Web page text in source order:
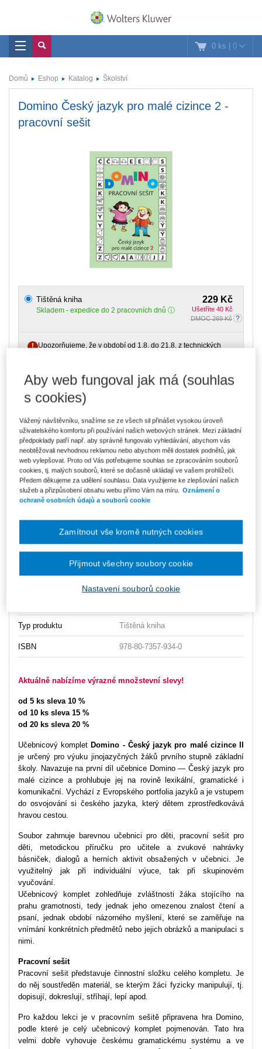
0 ks | 0
Domů Eshop Katalog Školství
Domino Český jazyk pro malé cizince 2 -
pracovní sešit
229 Kč
Ušetříte 40 Kč
DMOC 269 Kč
Tištěná kniha
Skladem - expedice do 2 pracovních dnů
Upozorňujeme, že v období od 1.8. do 21.8. z technických
ks Vložit do košíku
Ke stažení
obsah.pdf
ukazka.pdf
Vydavatel Wolters Kluwer
Autor Svatava Škodová
9/2012
brožovaná
Typ produktu Tištěná kniha
ISBN 978-80-7357-934-0
Aktuálně nabízíme výrazné množstevní slevy!
od 5 ks sleva 10 %
od 10 ks sleva 15 %
od 20 ks sleva 20 %
Učebnicový kompletDomino - Český jazyk pro malé cizince II
je určený pro výuku jinojazyčných žáků prvního stupně základní
školy. Navazuje na první díl učebnice Domino — Český jazyk pro
malé cizince a prohlubuje jej na rovině lexikální, gramatické i
komunikační. Vychází z Evropského portfolia jazyků a je vstupem
do osvojování si českého jazyka, který dětem zprostředkovává
hravou cestou.
Soubor zahrnuje barevnou učebnici pro děti, pracovní sešit pro
děti, metodickou příručku pro učitele a zvukové nahrávky
básniček, dialogů a herních aktivit obsažených v učebnici. Je
využitelný jak při individuální výuce, tak při skupinovém
vyučování.
Učebnicový komplet zohledňuje zvláštnosti žáka stojícího na
prahu gramotnosti, tedy jednak jeho omezenou znalost čtení a
psaní, jednak období názorného myšlení, které se zaměřuje na
vnímání konkrétních předmětů nebo jejich obrázků a manipulaci s
nimi.
Pracovní sešit
Pracovní sešit představuje činnostní složku celého kompletu. Je
do něj soustředěn materiál, se kterým žáci fyzicky manipulují, tj.
dopisují, dokreslují, stříhají, lepí apod.
Pro každou lekci je v pracovním sešitě připravena hra Domino,
podle které je celý učebnicový komplet pojmenován. Tato hra
velmi dobře vyhovuje českému gramatickému systému a ve
Aby web fungoval jak má (souhlas
s cookies)
Vážený návštěvníku, snažíme se ze všech sil přinášet vysokou úroveň
uživatelského komfortu při používání našich webových stránek. Mezi základní
předpoklady patří např. aby správně fungovalo vyhledávání, abychom vás
neobtěžovali nevhodnou reklamou nebo abychom měli dostatek podnětů, jak
web vylepšovat. Proto od Vás potřebujeme souhlas se zpracováním souborů
cookies, tj. malých souborů, které se dočasně ukládají ve vašem prohlížeči.
Předem děkujeme za udělení souhlasu. Data využijeme ke zlepšování našich
služeb a přizpůsobení obsahu webu přímo Vám na míru. Oznámení o
ochraně osobních údajů a souborů cookie
Nastavení souborů cookie
Zamítnout vše kromě nutných cookies
Přijmout všechny soubory cookie